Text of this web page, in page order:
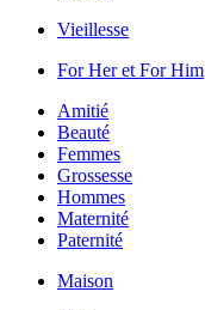
Vieillesse
For Her et For Him
Amitié
Beauté
Femmes
Grossesse
Hommes
Maternité
Paternité
Maison